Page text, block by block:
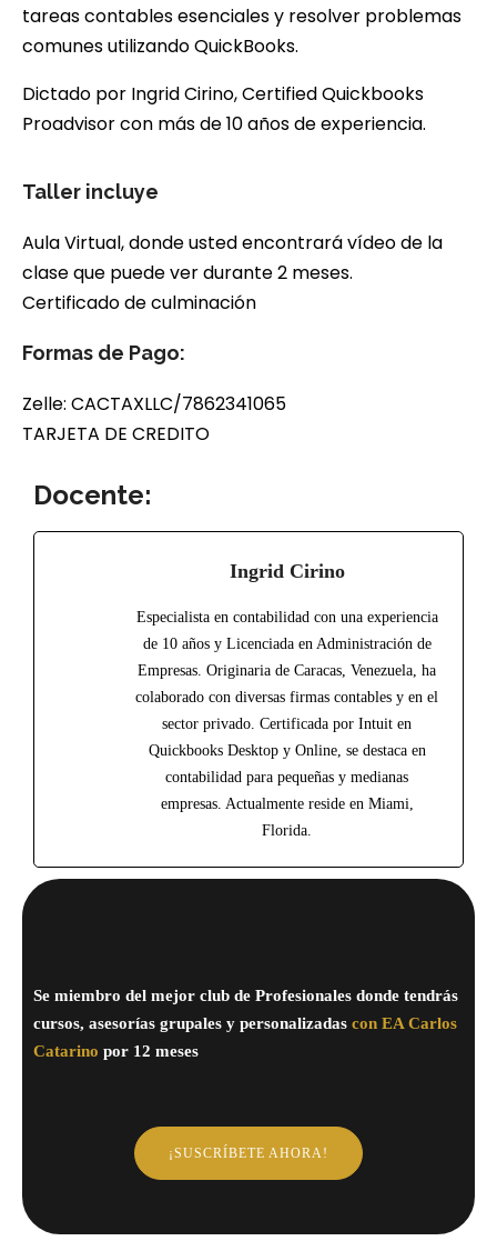
tareas contables esenciales y resolver problemas
comunes utilizando QuickBooks.
Dictado por Ingrid Cirino, Certified Quickbooks
Proadvisor con más de 10 años de experiencia.
Taller incluye
Aula Virtual, donde usted encontrará vídeo de la
clase que puede ver durante 2 meses.
Certificado de culminación
Formas de Pago:
Zelle: CACTAXLLC/7862341065
TARJETA DE CREDITO
Docente:
Ingrid Cirino
Especialista en contabilidad con una experiencia
de 10 años y Licenciada en Administración de
Empresas. Originaria de Caracas, Venezuela, ha
colaborado con diversas firmas contables y en el
sector privado. Certificada por Intuit en
Quickbooks Desktop y Online, se destaca en
contabilidad para pequeñas y medianas
empresas. Actualmente reside en Miami,
Florida.
Se miembro del mejor club de Profesionales donde tendrás
cursos, asesorías grupales y personalizadas con EA Carlos
Catarino por 12 meses
¡SUSCRÍBETE AHORA!